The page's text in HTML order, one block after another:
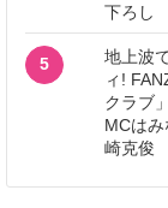
下ろし
5
地上波
ィ!
クラブ
MCは
崎克俊